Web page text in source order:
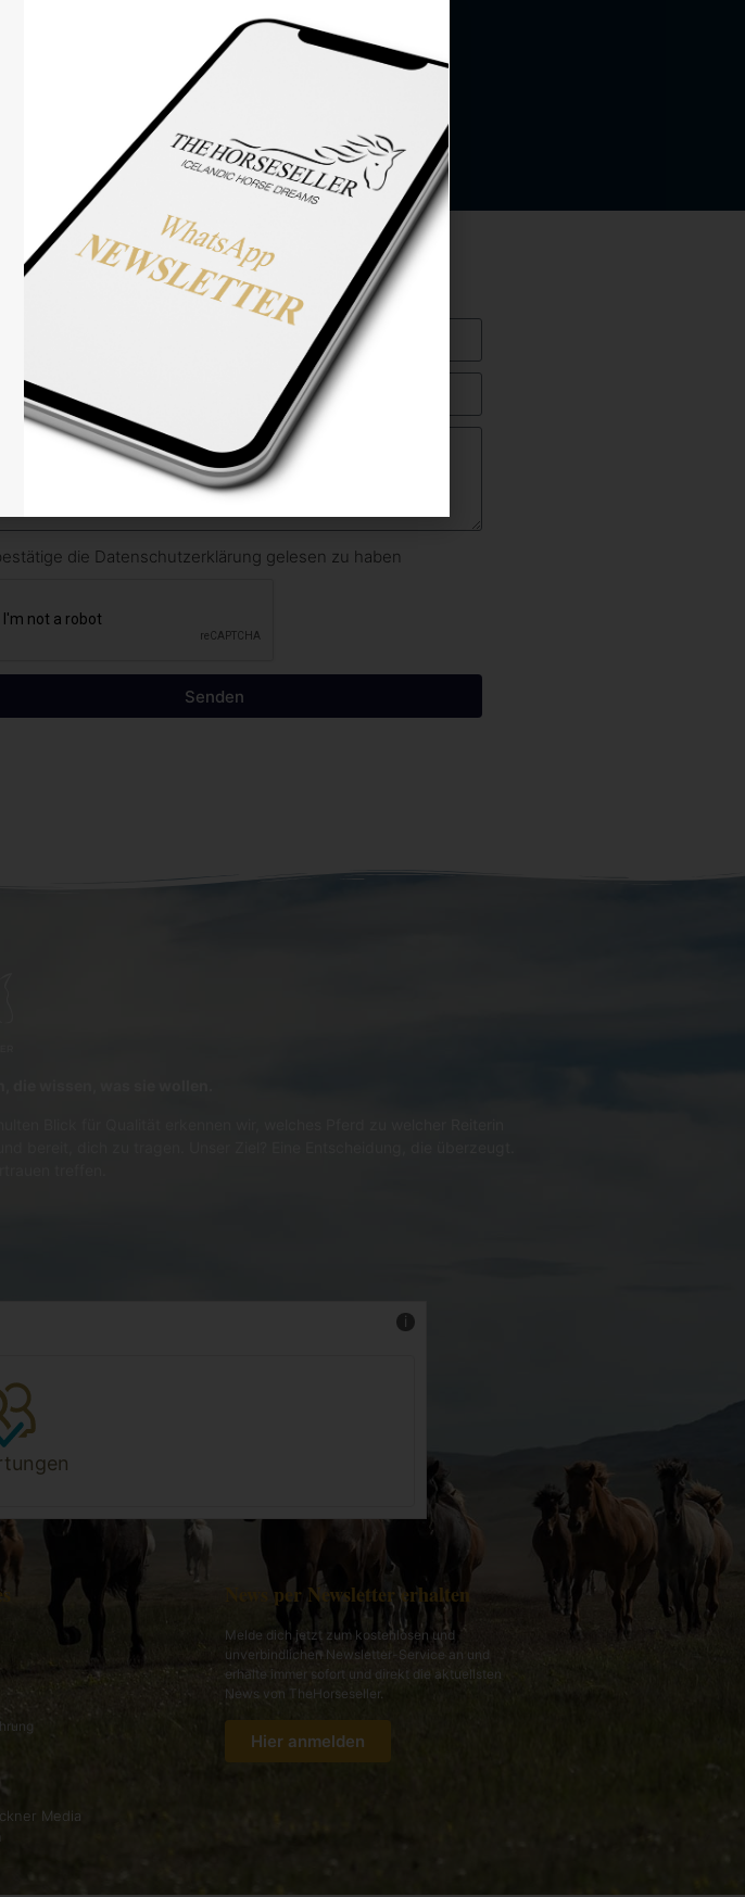
die Datenschutzerklärung gelesen zu haben
Senden
News per Newsletter erhalten
Melde dich jetzt zum kostenlosen und
unverbindlichen Newsletter-Service an und
erhalte immer sofort und direkt die aktuellsten
News von TheHorseseller.
Hier anmelden
Media